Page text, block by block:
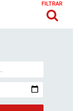
FILTRAR